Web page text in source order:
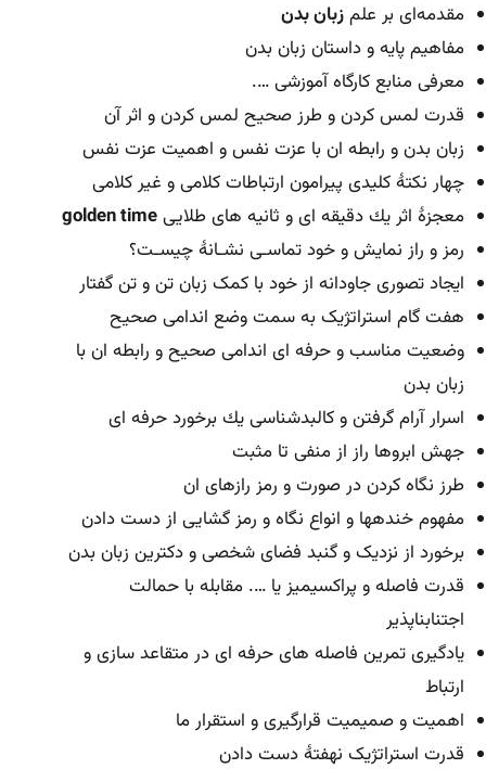
مقدمه‌ای بر علمزبان بدن
مفاهیم پایه و داستان زبان بدن
معرفی منابع کارگاه آموزشی ….
قدرت لمس کردن و طرز صحیح لمس کردن و اثر آن
زبان بدن و رابطه ان با عزت نفس و اهميت عزت نفس
چهار نكتۀ کليدی پیرامون ارتباطات کلامی و غیر کلامی
معجزۀ اثر یك دقيقه ای و ثانیه های طلاییgolden time
رمز و راز نمایش و خود تماسـی نشـانۀ چيسـت؟
ایجاد تصوری جاودانه از خود با کمک زبان تن و تن گفتار
هفت گام استراتژیک به سمت وضع اندامی صحيح
وضعیت مناسب و حرفه ای اندامی صحيح و رابطه ان با
زبان بدن
اسرار آرام گرفتن و کالبدشناسی یك برخورد حرفه ای
جهش ابروها راز از منفی تا مثبت
طرز نگاه کردن در صورت و رمز رازهای ان
مفهوم خندهها و انواع نگاه و رمز گشایی از دست دادن
برخورد از نزدیک و گنبد فضای شخصی و دکترین زبان بدن
قدرت فاصله و پراکسیمیز یا …. مقابله با حمالت
اجتنابناپذیر
یادگيری تمرین فاصله های حرفه ای در متقاعد سازی و
ارتباط
اهميت و صميميت قرارگيری و استقرار ما
قدرت استراتژیک نهفتۀ دست دادن